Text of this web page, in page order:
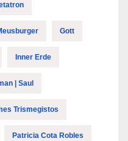
Gott
Inner Erde
| Saul
Trismegistos
Patricia Cota Robles